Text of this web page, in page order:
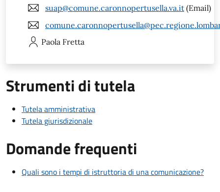
suap@comune.caronnopertusella.va.it (Email)
Paola Fretta
Strumenti di tutela
Tutela amministrativa
Tutela giurisdizionale
Domande frequenti
Quali sono i tempi di istruttoria di una comunicazione?